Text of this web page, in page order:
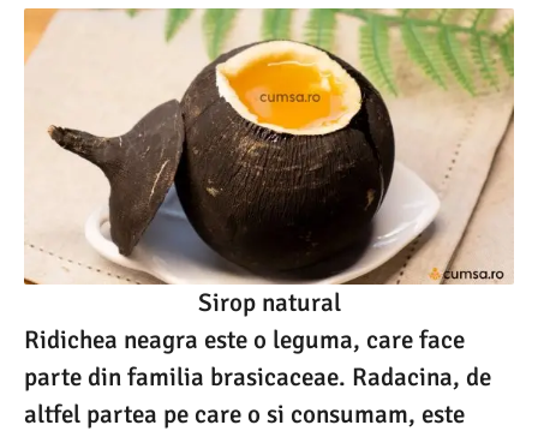
Sirop natural
Ridichea neagra este o leguma, care face
parte din familia brasicaceae. Radacina, de
altfel partea pe care o si consumam, este